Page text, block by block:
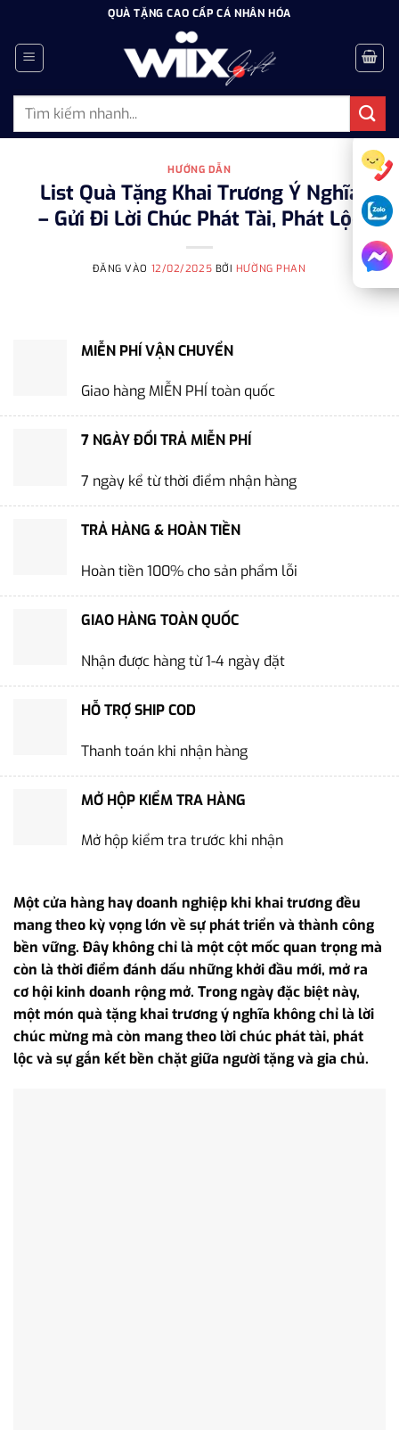
dung
QUÀ TẶNG CAO CẤP CÁ NHÂN HÓA
Tìm
HƯỚNG DẪN
List Quà Tặng Khai Trương Ý Nghĩa
– Gửi Đi Lời Chúc Phát Tài, Phát Lộc
ĐĂNG VÀO 12/02/2025 BỞI HƯỜNG PHAN
MIỄN PHÍ VẬN CHUYỂN
Giao hàng MIỄN PHÍ toàn quốc
7 NGÀY ĐỔI TRẢ MIỄN PHÍ
7 ngày kể từ thời điểm nhận hàng
TRẢ HÀNG & HOÀN TIỀN
Hoàn tiền 100% cho sản phẩm lỗi
GIAO HÀNG TOÀN QUỐC
Nhận được hàng từ 1-4 ngày đặt
HỖ TRỢ SHIP COD
Thanh toán khi nhận hàng
MỞ HỘP KIỂM TRA HÀNG
Mở hộp kiểm tra trước khi nhận
Một cửa hàng hay doanh nghiệp khi khai trương đều
mang theo kỳ vọng lớn về sự phát triển và thành công
bền vững. Đây không chỉ là một cột mốc quan trọng mà
còn là thời điểm đánh dấu những khởi đầu mới, mở ra
cơ hội kinh doanh rộng mở. Trong ngày đặc biệt này,
một món quà tặng khai trương ý nghĩa không chỉ là lời
chúc mừng mà còn mang theo lời chúc phát tài, phát
lộc và sự gắn kết bền chặt giữa người tặng và gia chủ.